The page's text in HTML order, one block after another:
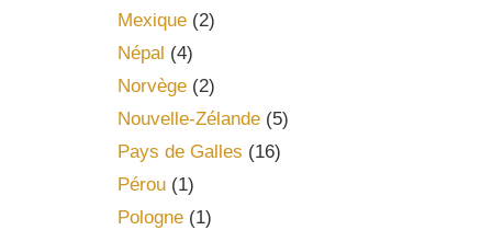
Mexique(2)
Népal (4)
Norvège(2)
Nouvelle-Zélande(5)
Pays de Galles (16)
Pérou(1)
Pologne(1)